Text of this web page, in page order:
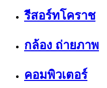
รีสอร์ทโคราช
กล้อง ถ่ายภาพ
คอมพิวเตอร์